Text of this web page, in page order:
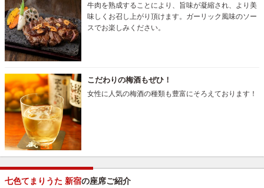
牛肉を熟成することにより、旨味が凝縮され、より美
味しくお召し上がり頂けます。ガーリック風味のソー
スでお楽しみください。
こだわりの梅酒もぜひ！
女性に人気の梅酒の種類も豊富にそろえております！
七色てまりうた 新宿の座席ご紹介